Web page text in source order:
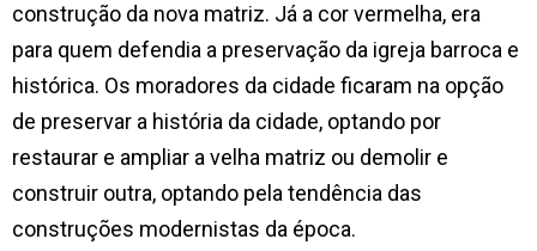
construção da nova matriz. Já a cor vermelha, era
para quem defendia a preservação da igreja barroca e
histórica. Os moradores da cidade ficaram na opção
de preservar a história da cidade, optando por
restaurar e ampliar a velha matriz ou demolir e
construir outra, optando pela tendência das
construções modernistas da época.